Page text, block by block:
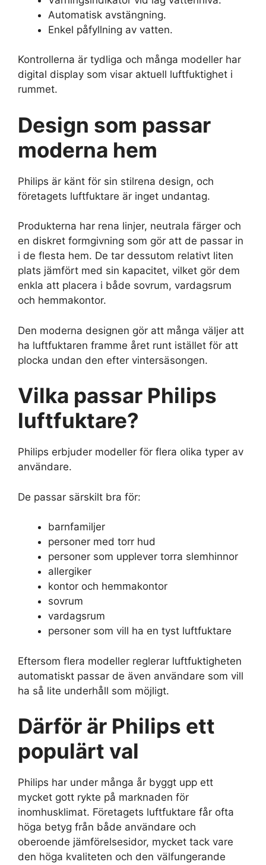
Automatisk avstängning.
Enkel påfyllning av vatten.
Kontrollerna är tydliga och många modeller har
digital display som visar aktuell luftfuktighet i
rummet.
Design som passar
moderna hem
Philips är känt för sin stilrena design, och
företagets luftfuktare är inget undantag.
Produkterna har rena linjer, neutrala färger och
en diskret formgivning som gör att de passar in
i de flesta hem. De tar dessutom relativt liten
plats jämfört med sin kapacitet, vilket gör dem
enkla att placera i både sovrum, vardagsrum
och hemmakontor.
Den moderna designen gör att många väljer att
ha luftfuktaren framme året runt istället för att
plocka undan den efter vintersäsongen.
Vilka passar Philips
luftfuktare?
Philips erbjuder modeller för flera olika typer av
användare.
De passar särskilt bra för:
barnfamiljer
personer med torr hud
personer som upplever torra slemhinnor
allergiker
kontor och hemmakontor
sovrum
vardagsrum
personer som vill ha en tyst luftfuktare
Eftersom flera modeller reglerar luftfuktigheten
automatiskt passar de även användare som vill
ha så lite underhåll som möjligt.
Därför är Philips ett
populärt val
Philips har under många år byggt upp ett
mycket gott rykte på marknaden för
inomhusklimat. Företagets luftfuktare får ofta
höga betyg från både användare och
oberoende jämförelsesidor, mycket tack vare
den höga kvaliteten och den välfungerande